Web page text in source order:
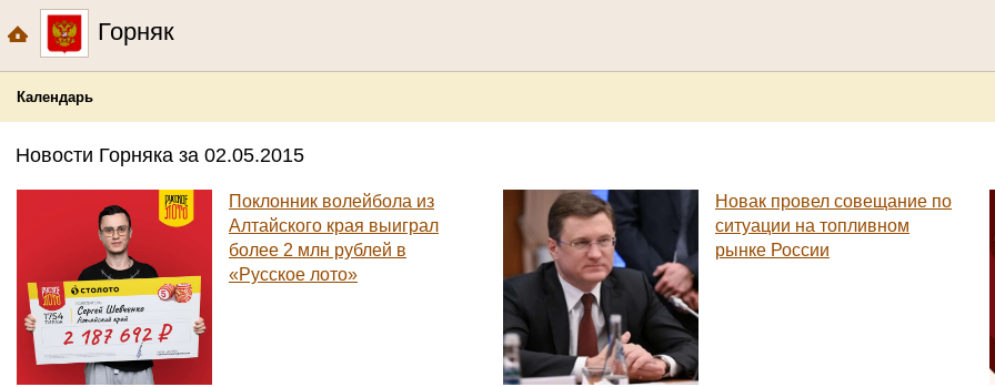
Горняк
Календарь
Новости Горняка за 02.05.2015
Поклонник волейбола из
Алтайского края выиграл
более 2 млн рублей в
«Русское лото»
Новак провел совещание по
ситуации на топливном
рынке России